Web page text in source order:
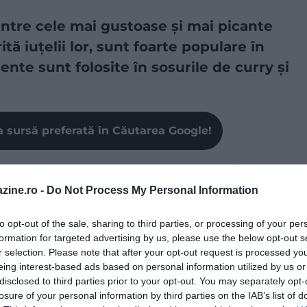
- Do Not Process My Personal Information
opt-out of the sale, sharing to third parties, or processing of your
for targeted advertising by us, please use the below opt-out
selection. Please note that after your opt-out request is processed
interest-based ads based on personal information utilized by us
to third parties prior to your opt-out. You may separately
of your personal information by third parties on the IAB’s list of
cele mai gustoase și mai picante
iuțelii lor, sunt foarte populare în
sunt folosite în sosurile de curry și
sursă preferată în Căutarea Google!
de Sud-Est este curry-ul thailandez, carevine în
Curry-ul roșu este puternic și corpolent, în
Totuși, ambele sunt greu de reprodus acasă, chiar
de noi în casă.
chili verde, busuioc, coriandru și suc de lime.
foarte mult turmeric. La noi, în Europa, este cel mai
ingredient esențial este utilizarea a 20 de ardei chili,